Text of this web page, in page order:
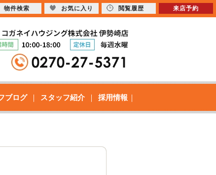
ブログ スタッフ紹介 採用情報
物件検索 お気に入り 閲覧履歴 来店予約